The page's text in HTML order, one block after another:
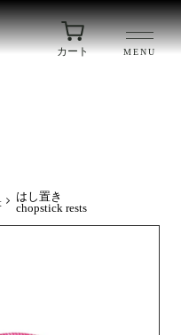
MENU
カート
はし置き
chopstick rests